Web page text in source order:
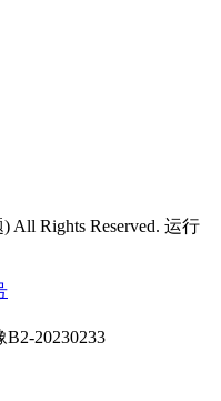
All Rights Reserved. 运行
20230233